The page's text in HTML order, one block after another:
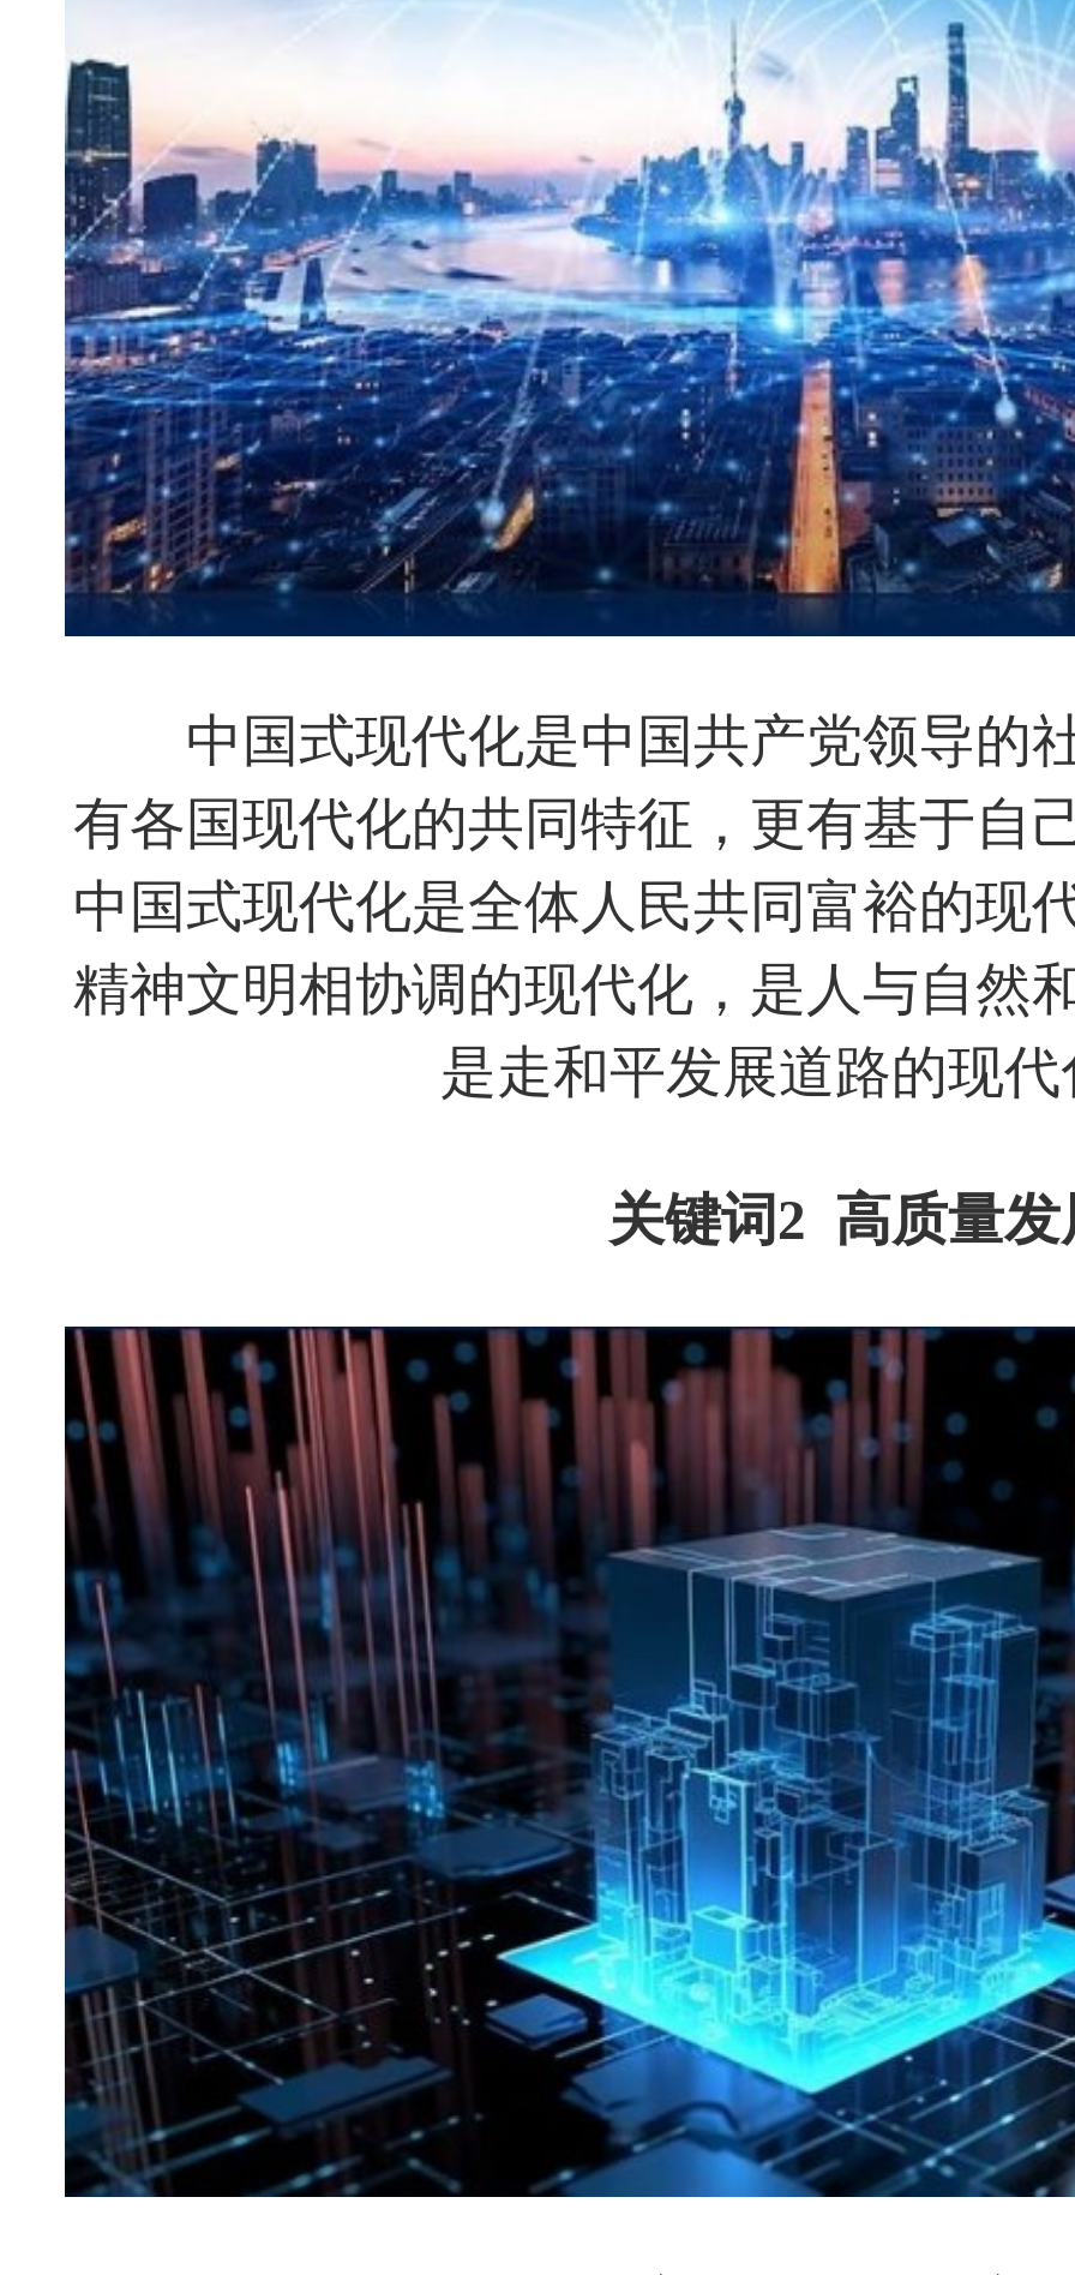
中国式现代化是中国共产党领导的
有各国现代化的共同特征，更有基于自
中国式现代化是全体人民共同富裕的现
精神文明相协调的现代化，是人与自然
是走和平发展道路的现代
关键词2 高质量发